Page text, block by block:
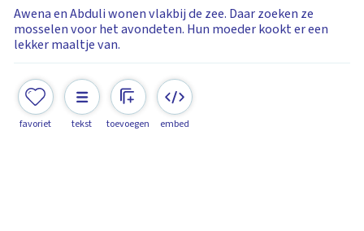
Awena en Abduli wonen vlakbij de zee. Daar zoeken ze
mosselen voor het avondeten. Hun moeder kookt er een
lekker maaltje van.
favoriet tekst toevoegen embed